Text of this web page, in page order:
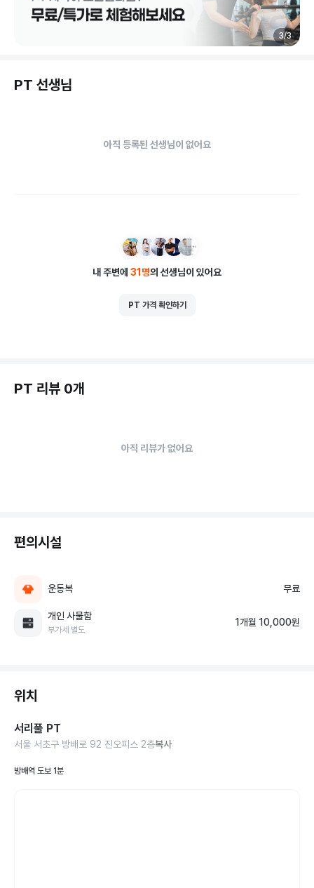
3/3
PT 선생님
아직 등록된 선생님이 없어요
내 주변에 31 명의 선생님이 있어요
PT 가격 확인하기
PT 리뷰 0개
아직 리뷰가 없어요
편의시설
운동복 무료
개인 사물함
부가세 별도
1개월 10,000원
위치
서리풀 PT
서울 서초구 방배로 92 진오피스 2층복사
방배역 도보 1분